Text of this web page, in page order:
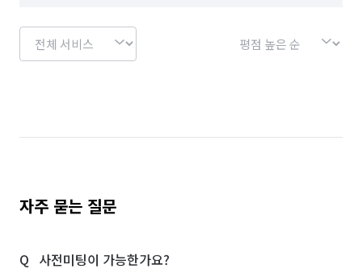
자주 묻는 질문
사전미팅이 가능한가요?